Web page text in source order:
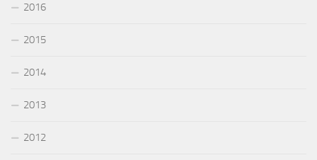
2016
2015
2014
2013
2012